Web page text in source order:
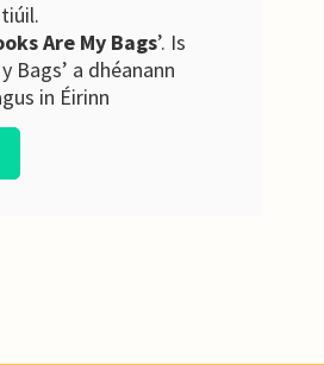
Are My Bags’. Is
Bags’ a dhéanann
in Éirinn